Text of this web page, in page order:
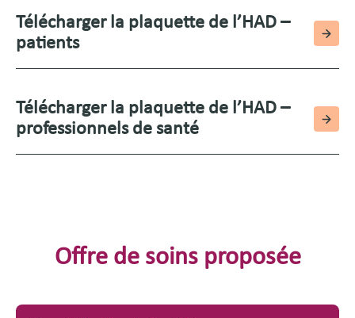
Télécharger la plaquette de l’HAD –
patients
Télécharger la plaquette de l’HAD –
professionnels de santé
Offre de soins proposée